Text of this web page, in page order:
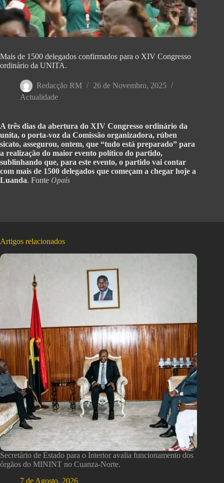
Mais de 1500 delegados confirmados para o XIV Congresso
ordinário da UNITA.
Redacção RM
26 de Novembro, 2025
Actualidade
A três dias da abertura do XIV Congresso ordinário da
unita, o porta-voz da Comissão organizadora, rúben
sicato, assegurou, ontem, que “tudo está preparado” para
a realização do maior evento político do partido,
sublinhando que, para este evento, o partido vai contar
com mais de 1500 delegados que começam a chegar hoje a
Luanda. Fonte Opaís
Artigos relacionados
Secretário de Estado para o Interior avalia funcionamento dos
órgãos do MININT no Cuanza-Norte.
7 de Agosto, 2026